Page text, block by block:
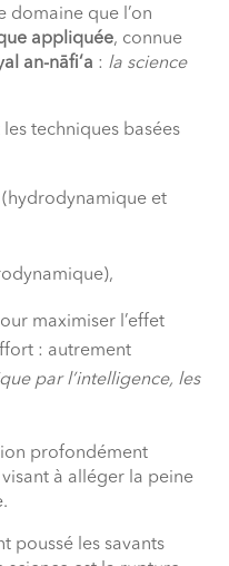
domaine que l’on
appliquée, connue
an-nāfi‘a : la science
techniques basées
(hydrodynamique et
maximiser l’effet
: autrement
par l’intelligence, les
profondément
à alléger la peine
poussé les savants